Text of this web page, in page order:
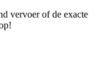
vervoer of de exacte